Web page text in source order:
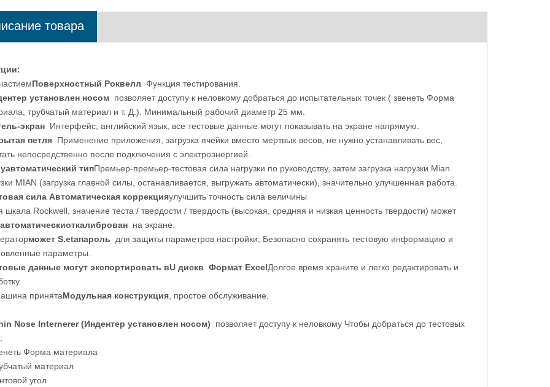
товара
:
Поверхностный Роквелл Функция тестирования.
установлен носом позволяет доступу к неловкому добраться до испытательных точек ( звенеть Форма
трубчатый материал и т. Д.). Минимальный рабочий диаметр 25 мм.
экран Интерфейс, английский язык, все тестовые данные могут показывать на экране напрямую.
петля Применение приложения, загрузка ячейки вместо мертвых весов, не нужно устанавливать вес,
непосредственно после подключения с электроэнергией.
типПремьер-премьер-тестовая сила нагрузки по руководству, затем загрузка нагрузки Mian
MIAN (загрузка главной силы, останавливается, выгружать автоматически), значительно улучшенная работа.
сила Автоматическая коррекцияулучшить точность сила величины
шкала Rockwell, значение теста / твердости / твердость (высокая, средняя и низкая ценность твердости) может
автоматическиоткалиброван на экране.
может S.etaпароль для защиты параметров настройки; Безопасно сохранять тестовую информацию и
параметры.
данные могут экспортировать вU дискв Формат ExcelДолгое время храните и легко редактировать и
принятаМодульная конструкция , простое обслуживание.
Nose Internerer (Индентер установлен носом) позволяет доступу к неловкому Чтобы добраться до тестовых
Форма материала
материал
угол